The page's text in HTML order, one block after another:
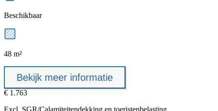
Beschikbaar
48 m²
Bekijk meer informatie
€ 1.763